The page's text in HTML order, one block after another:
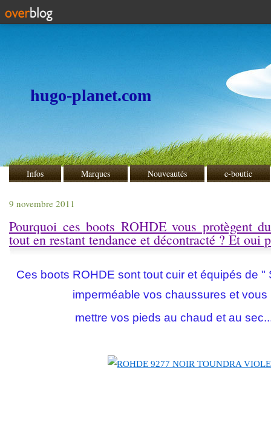
hugo-planet.com
Infos Marques Nouveautés e-boutic
9 novembre 2011
Pourquoi ces boots ROHDE vous protègent
tout en restant tendance et décontracté ? Et oui
Ces boots ROHDE sont tout cuir et équipés de "
imperméable vos chaussures et vous
mettre vos pieds au chaud et au